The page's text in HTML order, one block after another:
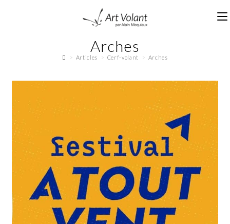
Arches
> Articles > Cerf-volant > Arches